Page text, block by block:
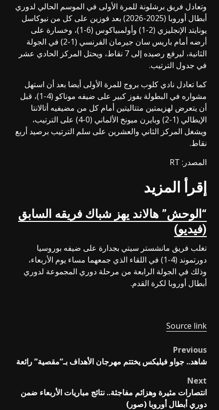
وتعادل فريق برشلونة للمرة الأولى في الموسم الحالي لدوري
أبطال أوروبا (2025-2026) بعد فوزين على كل من نيوكاسل
يونايتد الإنجليزي (2-1) وأولمبياكوس (6-1)، وخسارة على
أرضه أمام باريس سان جيرمان الفرنسي (1-2) في الجولة
الثانية، ليرفع رصيده إلى 7 نقاط، ويحتل المركز الحادي عشر
في جدول الترتيب.
كما تعادل نادي كلوب بروج للمرة الأولى أيضا بعد أن استهل
مشواره في البطولة بفوز كبير على ضيفه موناكو (4-1)، قبل
أن يتعرض لهزيمتين متتاليتين أمام كل من مضيفيه أتالانتا
الإيطالي (1-2) وبايرن ميونخ الألماني (0-4) على الترتيب،
ويشغل المركز الثاني والعشرين على سلم الترتيب برصيد أربع
نقاط.
المصدر: RT
إقرأ المزيد
“الوحش” هالاند يهز شباك فريقه السابق
(فيديو)
تغلب فريق مانشستر سيتي بجدارة على ضيفه بوروسيا
دورتموند (4-1) في اللقاء الذي جمعهما مساء يوم الأربعاء،
وذلك في الجولة الرابعة من مرحلة دوري المجموعة لدوري
أبطال أوروبا لكرة القدم.
Source link
Post
navigation
Previous
شاهد.. جواو فيليكس يختتم مهرجان الأهداف بـ”مقصية” رائعة
Next
انتصارات مثيرة وهزائم مفاجئة.. نتائج مباريات الأربعاء ضمن
دوري أبطال أوروبا (صور)